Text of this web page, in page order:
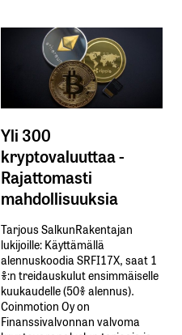
Yli 300
kryptovaluuttaa -
Rajattomasti
mahdollisuuksia
Tarjous SalkunRakentajan
lukijoille: Käyttämällä​ ​
alennuskoodia​ ​SRFI17X,​ ​saat​ ​1
%:n treidauskulut​ ​ensimmäiselle​ ​
kuukaudelle​ ​(50%​ ​alennus).
Coinmotion Oy on
Finanssivalvonnan valvoma